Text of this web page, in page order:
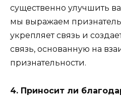
существенно улучшить
мы выражаем
укрепляет связь и
связь, основанную на
признательности.
4. Приносит ли